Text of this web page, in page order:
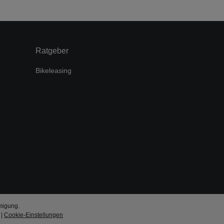
Ratgeber
Bikeleasing
Cookie-Einstellungen